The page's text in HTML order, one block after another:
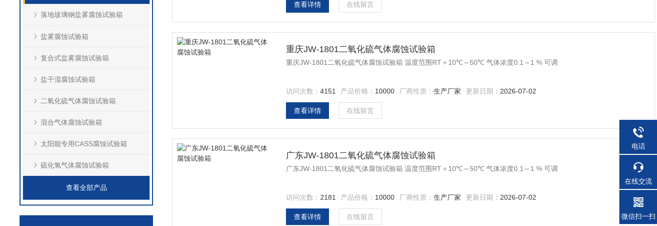
落地玻璃钢盐雾腐蚀试验箱
盐雾腐蚀试验箱
复合式盐雾腐蚀试验箱
盐干湿腐蚀试验箱
二氧化硫气体腐蚀试验箱
混合气体腐蚀试验箱
太阳能专用CASS腐蚀试验箱
硫化氢气体腐蚀试验箱
查看全部产品
查看详情 在线留言
重庆JW-1801二氧化硫气体腐蚀试验箱
重庆JW-1801二氧化硫气体腐蚀试验箱 温度范围RT＋10℃～50℃ 气体浓度0.1～1 % 可调
访问次数： 4151 产品价格： 10000 厂商性质： 生产厂家 更新日期： 2026-07-02
查看详情 在线留言
广东JW-1801二氧化硫气体腐蚀试验箱
广东JW-1801二氧化硫气体腐蚀试验箱 温度范围RT＋10℃～50℃ 气体浓度0.1～1 % 可调
访问次数： 2181 产品价格： 10000 厂商性质： 生产厂家 更新日期： 2026-07-02
查看详情 在线留言
电话
在线交流
微信扫一扫